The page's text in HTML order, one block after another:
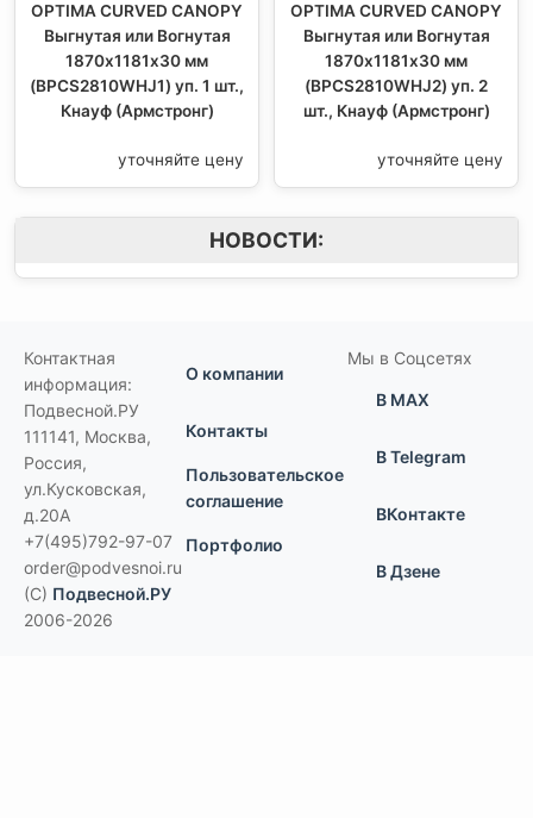
OPTIMA CURVED CANOPY
Выгнутая или Вогнутая
1870х1181х30 мм
(BPCS2810WHJ1) уп. 1 шт.,
Кнауф (Армстронг)
уточняйте цену
OPTIMA CURVED CANOPY
Выгнутая или Вогнутая
1870х1181х30 мм
(BPCS2810WHJ2) уп. 2
шт., Кнауф (Армстронг)
уточняйте цену
НОВОСТИ:
Контактная
информация:
Подвесной.РУ
111141, Москва,
Россия,
ул.Кусковская,
д.20А
+7(495)792-97-07
order@podvesnoi.ru
(C) Подвесной.РУ
2006-2026
О компании
Контакты
Пользовательское
соглашение
Портфолио
Мы в Соцсетях
В MAX
В Telegram
ВКонтакте
В Дзене